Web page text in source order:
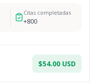
Citas completadas
+800
$54.00 USD